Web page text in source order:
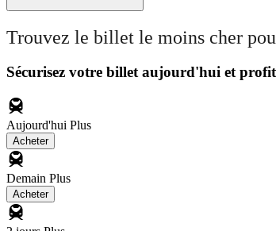
Trouvez le billet le moins cher
Sécurisez votre billet aujourd'hui et
Aujourd'hui Plus
Acheter
Demain Plus
Acheter